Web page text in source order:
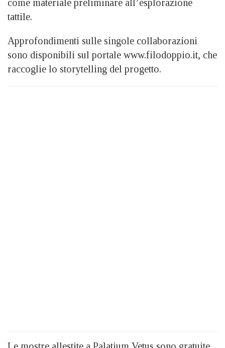
come materiale preliminare all’esplorazione
tattile.
Approfondimenti sulle singole collaborazioni
sono disponibili sul portale www.filodoppio.it, che
raccoglie lo storytelling del progetto.